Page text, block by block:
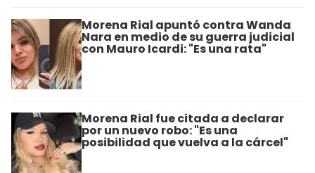
Morena Rial apuntó contra Wanda
Nara en medio de su guerra judicial
con Mauro Icardi: "Es una rata"
Morena Rial fue citada a declarar
por un nuevo robo: "Es una
posibilidad que vuelva a la cárcel"